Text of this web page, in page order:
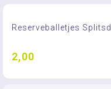
Reserveballetjes
2,00